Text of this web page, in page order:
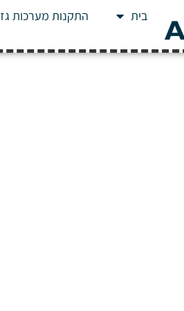
בית התקנות מערכות גז